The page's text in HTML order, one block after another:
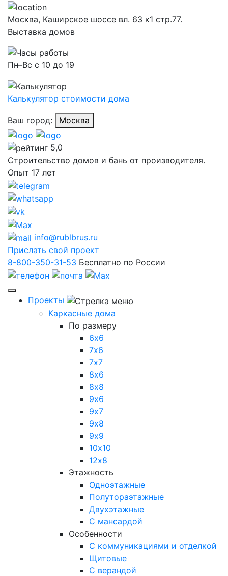
Москва, Каширское шоссе вл. 63 к1 стр.77.
Выставка домов
Пн–Вс с 10 до 19
Калькулятор стоимости дома
Ваш город: Москва
5,0
Строительство домов и бань от производителя.
Опыт 17 лет
info@rublbrus.ru
Прислать свой проект
8-800-350-31-53 Бесплатно по России
Проекты
Каркасные дома
По размеру
6х6
7х6
7х7
8х6
8х8
9х6
9х7
9х8
9х9
10х10
12х8
Этажность
Одноэтажные
Полутораэтажные
Двухэтажные
С мансардой
Особенности
С коммуникациями и отделкой
Щитовые
С верандой